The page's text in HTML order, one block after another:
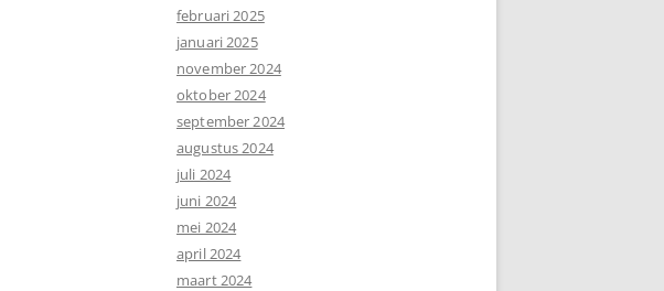
februari 2025
januari 2025
november 2024
oktober 2024
september 2024
augustus 2024
juli 2024
juni 2024
mei 2024
april 2024
maart 2024